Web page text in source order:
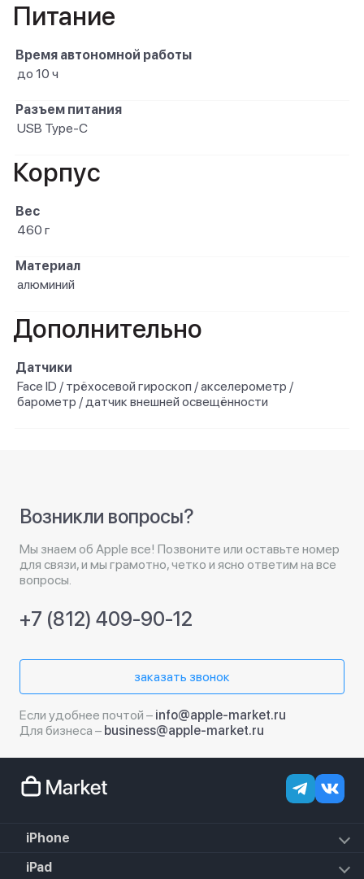
Питание
Время автономной работы
до 10 ч
Разъем питания
USB Type-C
Корпус
Вес
460 г
Материал
алюминий
Дополнительно
Датчики
Face ID / трёхосевой гироскоп / акселерометр /
барометр / датчик внешней освещённости
Возникли вопросы?
Мы знаем об Apple все! Позвоните или оставьте номер
для связи, и мы грамотно, четко и ясно ответим на все
вопросы.
+7 (812) 409-90-12
заказать звонок
Если удобнее почтой – info@apple-market.ru
Для бизнеса – business@apple-market.ru
iPhone
iPhone 17e
iPad